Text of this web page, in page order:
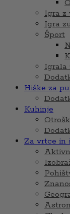
Igra z
Igra
Šport
Igrala
Hiške za
Kuhinje
Za vrtce in